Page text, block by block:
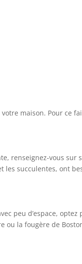
maison. Pour ce
renseignez-vous sur
succulentes, ont
peu d’espace,
la fougère de